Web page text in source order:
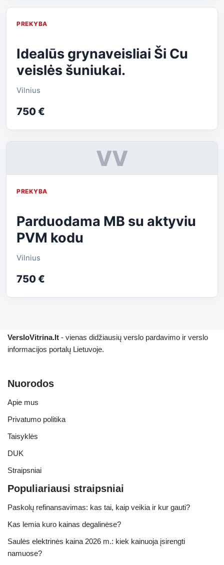
PREKYBA
Idealūs grynaveisliai Ši Cu
veislės šuniukai.
Vilnius
750 €
VV
PREKYBA
Parduodama MB su aktyviu
PVM kodu
Vilnius
750 €
VersloVitrina.lt - vienas didžiausių verslo pardavimo ir verslo
informacijos portalų Lietuvoje.
Nuorodos
Apie mus
Privatumo politika
Taisyklės
DUK
Straipsniai
Populiariausi straipsniai
Paskolų refinansavimas: kas tai, kaip veikia ir kur gauti?
Kas lemia kuro kainas degalinėse?
Saulės elektrinės kaina 2026 m.: kiek kainuoja įsirengti
namuose?